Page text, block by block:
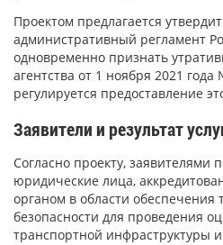
Проектом предлагается
административный регламент
одновременно признать
агентства от 1 ноября 2021
регулируется предоставление
Заявители и результат
Согласно проекту, заявителями
юридические лица,
органом в области обеспечения
безопасности для проведения
транспортной инфраструктуры